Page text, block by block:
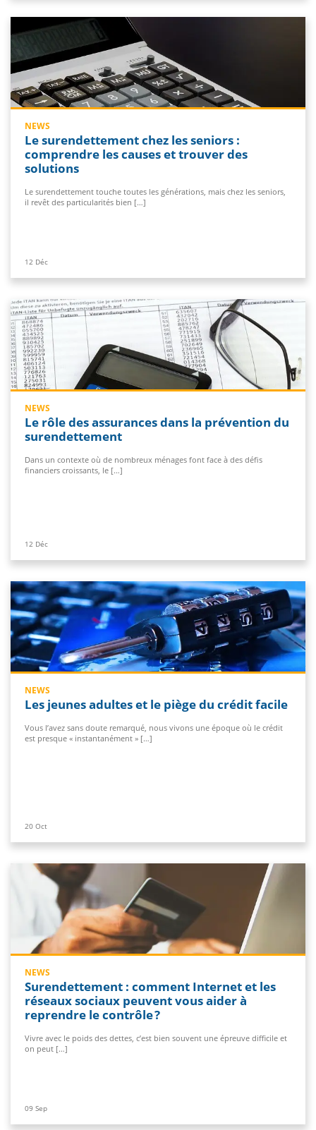
NEWS
Le surendettement chez les seniors :
comprendre les causes et trouver des
solutions
Le surendettement touche toutes les générations, mais chez les seniors,
il revêt des particularités bien […]
12 Déc
NEWS
Le rôle des assurances dans la prévention du
surendettement
Dans un contexte où de nombreux ménages font face à des défis
financiers croissants, le […]
12 Déc
NEWS
Les jeunes adultes et le piège du crédit facile
Vous l’avez sans doute remarqué, nous vivons une époque où le crédit
est presque « instantanément » […]
20 Oct
NEWS
Surendettement : comment Internet et les
réseaux sociaux peuvent vous aider à
reprendre le contrôle ?
Vivre avec le poids des dettes, c’est bien souvent une épreuve difficile et
on peut […]
09 Sep